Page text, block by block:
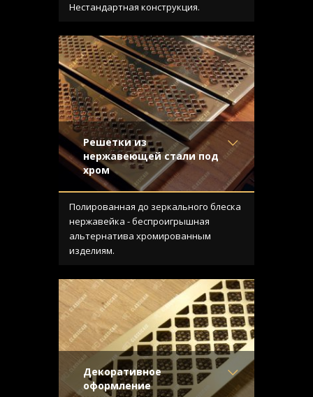
Нестандартная конструкция.
Решетки из
нержавеющей стали под
хром
Материал- Нержавеющая
сталь
Отделка- Полированная
нержавейка
Узор- Крестоцвет
Полированная до зеркального блеска
нержавейка - беспроигрышная
альтернатива хромированным
изделиям.
Декоративное
оформление